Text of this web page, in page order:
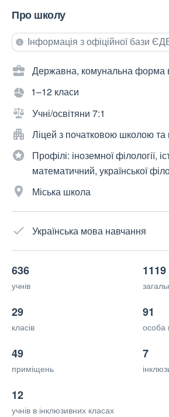
Про школу
Інформація з офіційної бази
Державна, комунальна форма
1–12 класи
Учні/освітяни 7:1
Ліцей з початковою школою та
Профілі: іноземної філології,
математичний, української
Міська школа
Українська мова навчання
636
учнів
1119
29
класів
91
особа
49
приміщень
7
12
учнів в інклюзивних класах